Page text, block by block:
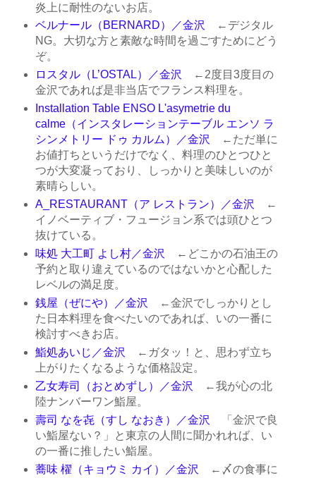
炎上に耐性のないお店。
ベルナール（BERNARD）／金沢 ←デジタル
NG。大切な方と素敵な時間を過ごすためにどう
ぞ。
ロスタル（L’OSTAL）／金沢 ←2度目3度目の
金沢であれば是非当店でフランス料理を。
Installation Table ENSO L'asymetrie du
calme（インスタレーションテーブル エンソ ラ
シンメトリー ドゥ カルム）／金沢 ←ただ単に
お値打ちというだけでなく、料理のひとつひと
つが大変凝っており、しっかりと美味しいのが
素晴らしい。
A_RESTAURANT（ア レストラン）／金沢 ←
イノベーティブ・フュージョン系では頭ひとつ
抜けている。
味処 大工町 よし村／金沢 ←どこかの石油王の
予約と取り違えているのではないかと心配した
レベルの満足度。
銭屋（ぜにや）／金沢 ←金沢でしっかりとし
た日本料理を食べたいのであれば、いの一番に
検討すべきお店。
鮨処あいじ／金沢 ←ガタッ！と、思わず立ち
上がりたくなるような価格設定。
乙女寿司（おとめずし）／金沢 ←我が心の北
陸ナンバーワン鮨屋。
壽司 なを㐂（すし なおき）／金沢 「金沢で良
い鮨屋ない？」と東京の人間に聞かれれば、い
の一番に推したい鮨屋。
蕎味 櫂（キョウミ カイ）／金沢 ←〆の食事に